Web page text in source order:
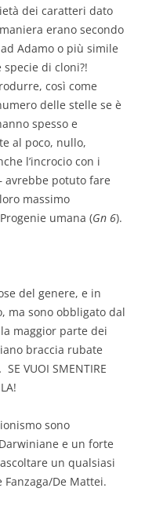
dei caratteri dato
erano secondo
Adamo o più simile
di cloni?!
così come
delle stelle se è
spesso e
al poco, nullo,
l’incrocio con i
avrebbe potuto fare
massimo
umana (Gn 6).
del genere, e in
ma sono obbligato dal
maggior parte dei
braccia rubate
VUOI SMENTIRE
sono
e un forte
un qualsiasi
De Mattei.